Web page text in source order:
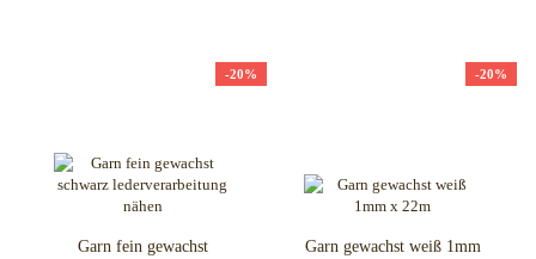
-20%
Garn fein gewachst
-20%
Garn gewachst weiß 1mm